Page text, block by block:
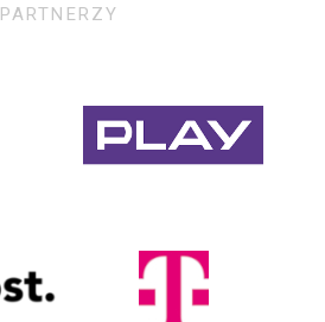
PARTNERZY